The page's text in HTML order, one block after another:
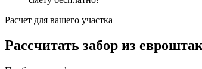
Расчет для вашего участка
Рассчитать забор из